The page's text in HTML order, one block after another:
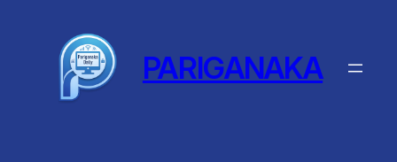
PARIGANAKA